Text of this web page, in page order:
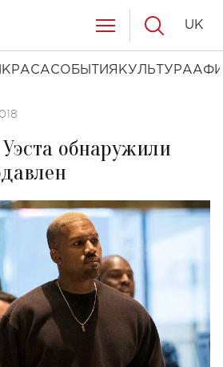
КРАСАСОБЫТИЯ КУЛЬТУРА
UK
обнаружили